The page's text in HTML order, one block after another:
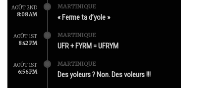
AOÛT 2ND
8:08 AM
MARTINIQUE
« Ferme ta d’yole »
AOÛT 1ST
8:42 PM
MARTINIQUE
UFR + FYRM = UFRYM
AOÛT 1ST
6:56 PM
MARTINIQUE
Des yoleurs ? Non. Des voleurs !!!